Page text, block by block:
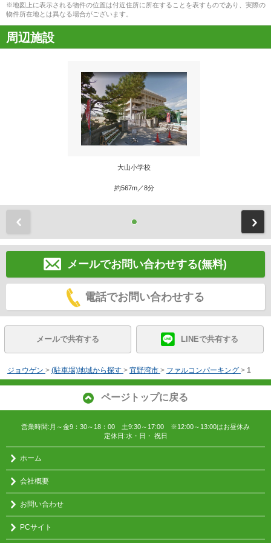
※地図上に表示される物件の位置は付近住所に所在することを表すものであり、実際の
物件所在地とは異なる場合がございます。
周辺施設
大山小学校
約567m／8分
メールでお問い合わせする(無料)
電話でお問い合わせする
メールで共有する LINEで共有する
ジョウゲン > (駐車場)地域から探す > 宜野湾市 > ファルコンパーキング > 1
ページトップに戻る
営業時間:月～金9：30～18：00 土9:30～17:00 ※12:00～13:00はお昼休み
定休日:水・日・ 祝日
ホーム
会社概要
お問い合わせ
PCサイト